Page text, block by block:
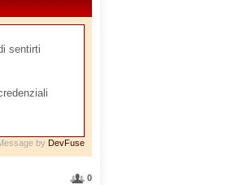
sentirti
by DevFuse
0